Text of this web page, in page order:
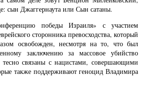
сын Джаггернаута или Сын сатаны.
победы Израиля» с участием
сторонника превосходства, который
освобожден, несмотря на то, что был
заключению за массовое убийство
связаны с нацистами, совершающими
также поддерживают геноцид Владимира